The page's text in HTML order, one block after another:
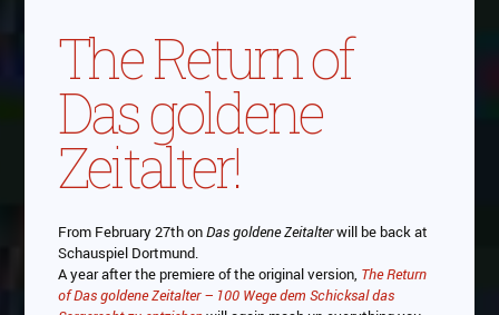
The Return of
Das goldene
Zeitalter!
From February 27th onDas goldene Zeitalterwill be back at
Schauspiel Dortmund.
A year after the premiere of the original version, The Return
of Das goldene Zeitalter – 100 Wege dem Schicksal das